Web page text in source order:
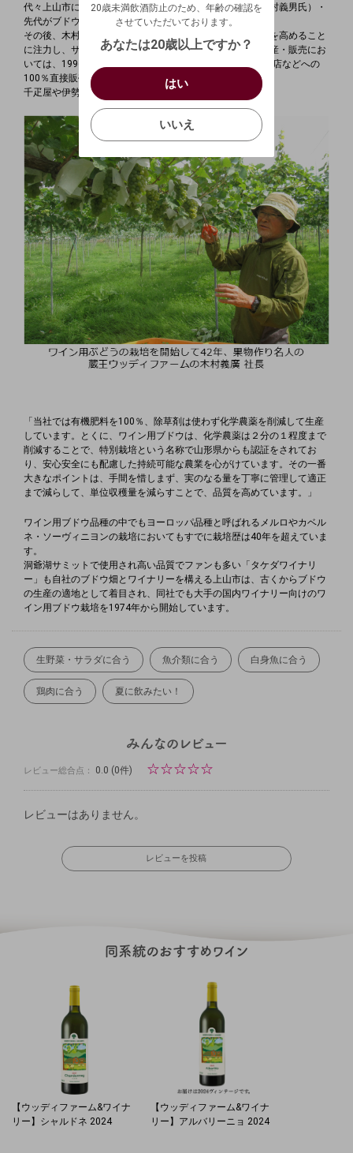
お買い物を続ける カートへ進む
代々上山市にて養蚕などを営んでいた木村社長の実父（木村義男氏）・
先代がブドウやサクランボの生産を開始したのが1952年。
その後、木村 義廣 社長も22歳（1968年）に就農し、品質を高めること
に注力し、サクランボや洋ナシなどの食べる用の果物の生産・販売にお
いては、1996年頃には市場出荷はゼロ、果物専門店や百貨店などへの
100％直接販売を実現。
千疋屋や伊勢丹などでも高く評価されています。
「当社では有機肥料を100％、除草剤は使わず化学農薬を削減して生産
しています。とくに、ワイン用ブドウは、化学農薬は２分の１程度まで
削減することで、特別栽培という名称で山形県からも認証をされてお
り、安心安全にも配慮した持続可能な農業を心がけています。その一番
大きなポイントは、手間を惜しまず、実のなる量を丁寧に管理して適正
まで減らして、単位収穫量を減らすことで、品質を高めています。」
ワイン用ブドウ品種の中でもヨーロッパ品種と呼ばれるメルロやカベル
ネ・ソーヴィニヨンの栽培においてもすでに栽培歴は40年を超えていま
す。
洞爺湖サミットで使用され高い品質でファンも多い「タケダワイナリ
ー」も自社のブドウ畑とワイナリーを構える上山市は、古くからブドウ
の生産の適地として着目され、同社でも大手の国内ワイナリー向けのワ
イン用ブドウ栽培を1974年から開始しています。
生野菜・サラダに合う 魚介類に合う 白身魚に合う
鶏肉に合う 夏に飲みたい！
レビュー総合点： 0.0 (0件) ☆☆☆☆☆
レビューはありません。
レビューを投稿
【ウッディファーム&ワイナ
リー】シャルドネ 2024
【ウッディファーム&ワイナ
リー】アルバリーニョ 2024
20歳未満飲酒防止のため、年齢の確認を
させていただいております。
あなたは20歳以上ですか？
はい
いいえ
生年月日を入力してください。
西暦
/
確認する
ログアウトします。よろしいですか？
いいえ